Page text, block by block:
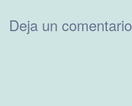
Deja un comentario